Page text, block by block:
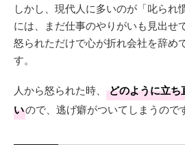
しかし、現代人に多いのが「叱られ
には、まだ仕事のやりがいも見出せ
怒られただけで心が折れ会社を辞め
す。
人から怒られた時、
どのように立
いので、逃げ癖がついてしまうので